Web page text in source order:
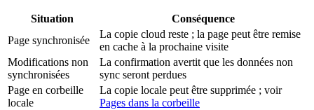
Situation
Conséquence
Page synchronisée
La copie cloud reste ; la page peut être remise
en cache à la prochaine visite
Modifications non
synchronisées
La confirmation avertit que les données non
sync seront perdues
Page en corbeille
locale
La copie locale peut être supprimée ; voir
Pages dans la corbeille